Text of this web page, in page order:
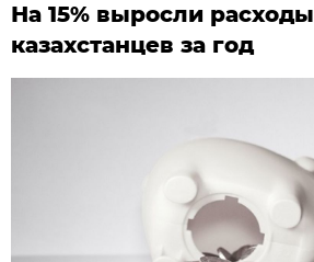
На 15% выросли расходы
казахстанцев за год